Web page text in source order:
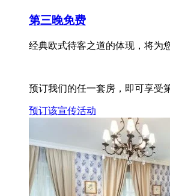
第三晚免费
经典欧式待客之道的体现，将为
预订我们的任一套房，即可享受
预订该宣传活动